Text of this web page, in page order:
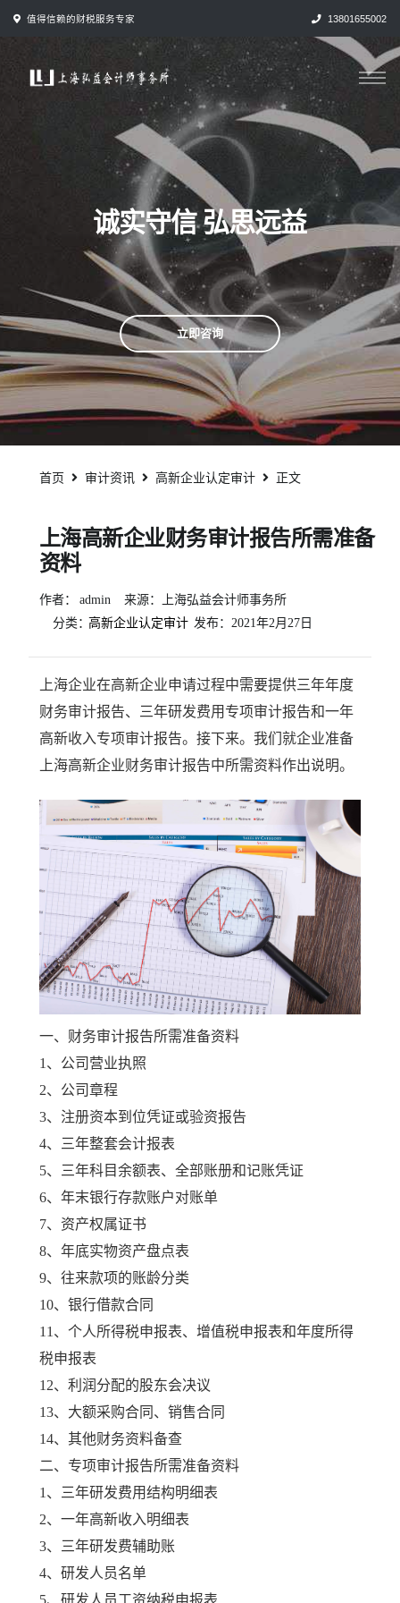
值得信赖的财税服务专家 13801655002
诚实守信 弘思远益
立即咨询
首页 审计资讯 高新企业认定审计 正文
上海高新企业财务审计报告所需准备
资料
作者： admin
来源：上海弘益会计师事务所
分类：高新企业认定审计 发布： 2021年2月27日
上海企业在高新企业申请过程中需要提供三年年度
财务审计报告、三年研发费用专项审计报告和一年
高新收入专项审计报告。接下来。我们就企业准备
上海高新企业财务审计报告中所需资料作出说明。
一、财务审计报告所需准备资料
1、公司营业执照
2、公司章程
3、注册资本到位凭证或验资报告
4、三年整套会计报表
5、三年科目余额表、全部账册和记账凭证
6、年末银行存款账户对账单
7、资产权属证书
8、年底实物资产盘点表
9、往来款项的账龄分类
10、银行借款合同
11、个人所得税申报表、增值税申报表和年度所得
税申报表
12、利润分配的股东会决议
13、大额采购合同、销售合同
14、其他财务资料备查
二、专项审计报告所需准备资料
1、三年研发费用结构明细表
2、一年高新收入明细表
3、三年研发费辅助账
4、研发人员名单